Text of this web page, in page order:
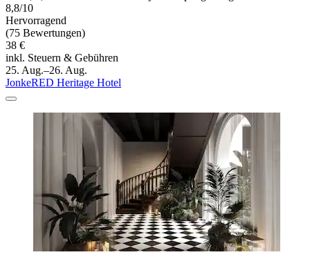
8,8/10
Hervorragend
(75 Bewertungen)
38 €
inkl. Steuern & Gebühren
25. Aug.–26. Aug.
JonkeRED Heritage Hotel